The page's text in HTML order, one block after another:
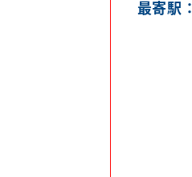
最寄駅：